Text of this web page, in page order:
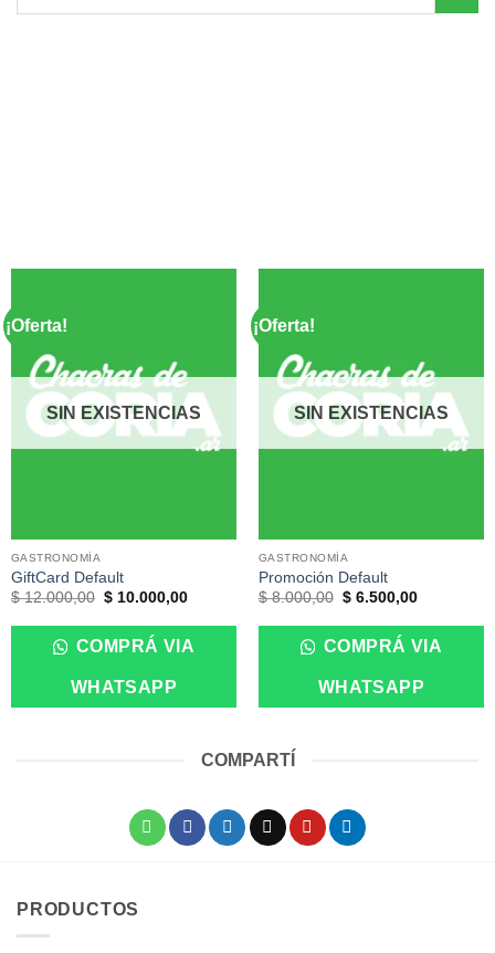
¡Oferta!
SIN EXISTENCIAS
GASTRONOMÍA
GiftCard Default
$12.000,00 El
original
era:
$ 12.000,00.
$10.000,00El
actual
es:
$ 10.000,00.
COMPRÁ VIA
WHATSAPP
¡Oferta!
SIN EXISTENCIAS
GASTRONOMÍA
Promoción Default
$8.000,00 El
original
era:
$ 8.000,00.
$6.500,00El
actual
es:
$ 6.500,00.
COMPRÁ VIA
WHATSAPP
COMPARTÍ
PRODUCTOS